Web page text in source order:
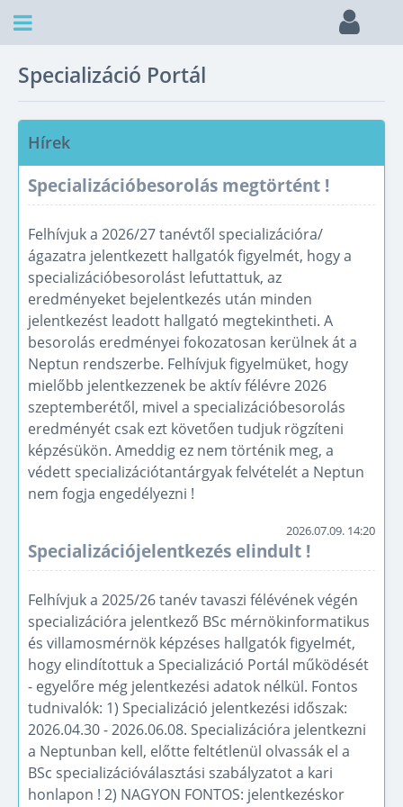
Specializáció Portál
Hírek
Specializációbesorolás megtörtént !
Felhívjuk a 2026/27 tanévtől specializációra/
ágazatra jelentkezett hallgatók figyelmét, hogy a
specializációbesorolást lefuttattuk, az
eredményeket bejelentkezés után minden
jelentkezést leadott hallgató megtekintheti. A
besorolás eredményei fokozatosan kerülnek át a
Neptun rendszerbe. Felhívjuk figyelmüket, hogy
mielőbb jelentkezzenek be aktív félévre 2026
szeptemberétől, mivel a specializációbesorolás
eredményét csak ezt követően tudjuk rögzíteni
képzésükön. Ameddig ez nem történik meg, a
védett specializációtantárgyak felvételét a Neptun
nem fogja engedélyezni !
2026.07.09. 14:20
Specializációjelentkezés elindult !
Felhívjuk a 2025/26 tanév tavaszi félévének végén
specializációra jelentkező BSc mérnökinformatikus
és villamosmérnök képzéses hallgatók figyelmét,
hogy elindítottuk a Specializáció Portál működését
- egyelőre még jelentkezési adatok nélkül. Fontos
tudnivalók: 1) Specializáció jelentkezési időszak:
2026.04.30 - 2026.06.08. Specializációra jelentkezni
a Neptunban kell, előtte feltétlenül olvassák el a
BSc specializációválasztási szabályzatot a kari
honlapon ! 2) NAGYON FONTOS: jelentkezéskor